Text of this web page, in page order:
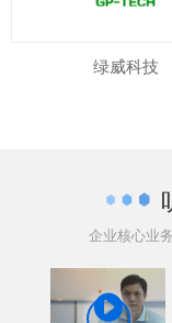
绿威科技
企业核心业
